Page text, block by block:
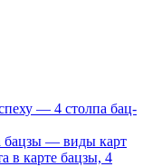
— 4 столпа бац-
бацзы — виды карт
в карте бацзы, 4